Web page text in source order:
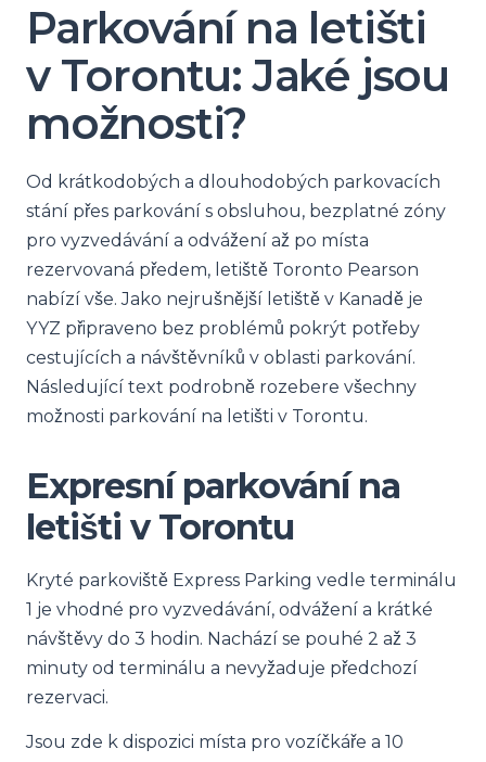
Parkování na letišti
v Torontu: Jaké jsou
možnosti?
Od krátkodobých a dlouhodobých parkovacích
stání přes parkování s obsluhou, bezplatné zóny
pro vyzvedávání a odvážení až po místa
rezervovaná předem, letiště Toronto Pearson
nabízí vše. Jako nejrušnější letiště v Kanadě je
YYZ připraveno bez problémů pokrýt potřeby
cestujících a návštěvníků v oblasti parkování.
Následující text podrobně rozebere všechny
možnosti parkování na letišti v Torontu.
Expresní parkování na
letišti v Torontu
Kryté parkoviště Express Parking vedle terminálu
1 je vhodné pro vyzvedávání, odvážení a krátké
návštěvy do 3 hodin. Nachází se pouhé 2 až 3
minuty od terminálu a nevyžaduje předchozí
rezervaci.
Jsou zde k dispozici místa pro vozíčkáře a 10